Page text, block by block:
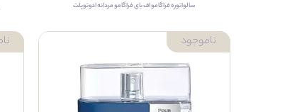
سالواتوره فراگامو اف بای فراگامو مردانه ادوتویلت